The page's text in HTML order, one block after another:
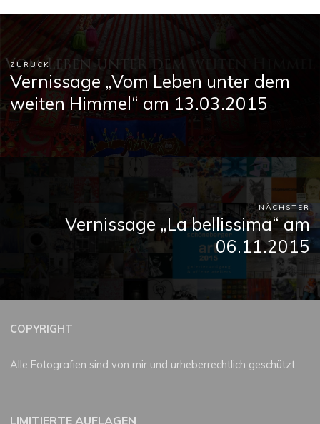
ZURÜCK
Vernissage „Vom Leben unter dem
weiten Himmel“ am 13.03.2015
NÄCHSTER
Vernissage „La bellissima“ am
06.11.2015
COPYRIGHT
Alle Fotografien sind von mir und urheberrechtlich geschützt.
LIMITIERTE AUFLAGEN